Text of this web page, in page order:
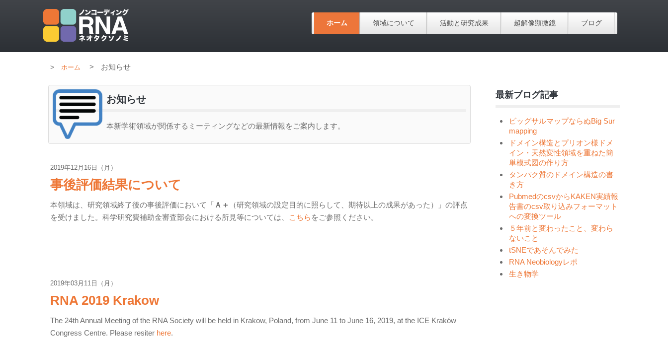
ホーム 領域について 活動と研究成果 超解像顕微鏡 ブログ
ホーム > お知らせ
お知らせ
本新学術領域が関係するミーティングなどの最新情報をご案内します。
2019年12月16日（月）
事後評価結果について
本領域は、研究領域終了後の事後評価において「 Ａ＋
（研究領域の設定目的に照らして、期待以上の成果があった）」の評点
を受けました。科学研究費補助金審査部会における所見等については、
こちら をご参照ください。
2019年03月11日（月）
RNA 2019 Krakow
The 24th Annual Meeting of the RNA Society will be held in Krakow, Poland, from June 11 to June 16, 2019, at the ICE Kraków
Congress Centre. Please resiter here.
最新ブログ記事
ビッグサルマップならぬBig Sur
mapping
ドメイン構造とプリオン様ドメ
イン・天然変性領域を重ねた簡
単模式図の作り方
タンパク質のドメイン構造の書
き方
PubmedのcsvからKAKEN実績報
告書のcsv取り込みフォーマット
への変換ツール
５年前と変わったこと、変わら
ないこと
tSNEであそんでみた
RNA Neobiologyレポ
生き物学